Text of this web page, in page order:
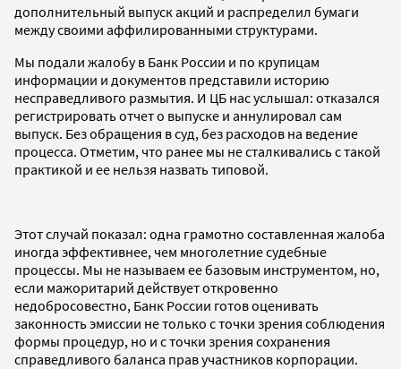
дополнительный выпуск акций и распределил бумаги
между своими аффилированными структурами.
Мы подали жалобу в Банк России и по крупицам
информации и документов представили историю
несправедливого размытия. И ЦБ нас услышал: отказался
регистрировать отчет о выпуске и аннулировал сам
выпуск. Без обращения в суд, без расходов на ведение
процесса. Отметим, что ранее мы не сталкивались с такой
практикой и ее нельзя назвать типовой.
Этот случай показал: одна грамотно составленная жалоба
иногда эффективнее, чем многолетние судебные
процессы. Мы не называем ее базовым инструментом, но,
если мажоритарий действует откровенно
недобросовестно, Банк России готов оценивать
законность эмиссии не только с точки зрения соблюдения
формы процедур, но и с точки зрения сохранения
справедливого баланса прав участников корпорации.